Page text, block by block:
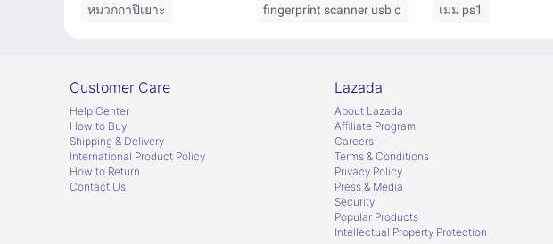
หมวกกาปิเยาะ fingerprint scanner usb c เมม ps1
Customer Care
Help Center
How to Buy
Shipping & Delivery
International Product Policy
How to Return
Contact Us
Lazada
About Lazada
Afﬁliate Program
Careers
Terms & Conditions
Privacy Policy
Press & Media
Security
Popular Products
Intellectual Property Protection